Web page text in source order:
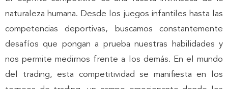
naturaleza humana. Desde los juegos infantiles hasta las
competencias deportivas, buscamos constantemente
desafíos que pongan a prueba nuestras habilidades y
nos permite medirnos frente a los demás. En el mundo
del trading, esta competitividad se manifiesta en los